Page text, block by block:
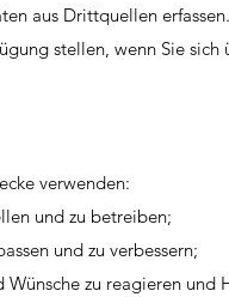
aus Drittquellen erfassen.
stellen, wenn Sie
verwenden:
und zu betreiben;
und zu verbessern;
zu reagieren und